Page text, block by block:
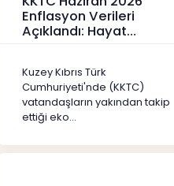
Enflasyon Verileri
Açıklandı: Hayat
Haberler
Kuzey Kıbrıs Türk
Cumhuriyeti'nde (KKTC)
vatandaşların yakından takip
ettiği eko...